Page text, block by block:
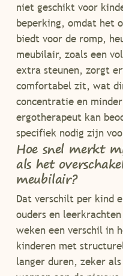
niet geschikt voor
beperking, omdat het
biedt voor de romp,
meubilair, zoals een
extra steunen, zorgt
comfortabel zit, wat
concentratie en
ergotherapeut kan
specifiek nodig zijn
Hoe snel merkt
als het
meubilair?
Dat verschilt per kind
ouders en
weken een verschil in
kinderen met
langer duren, zeker